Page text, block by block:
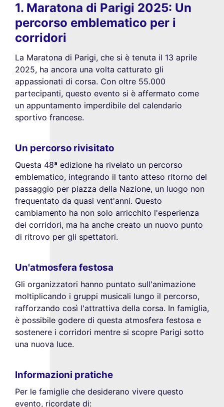
1. Maratona di Parigi 2025: Un
percorso emblematico per i
corridori
La Maratona di Parigi, che si è tenuta il 13 aprile
2025, ha ancora una volta catturato gli
appassionati di corsa. Con oltre 55.000
partecipanti, questo evento si è affermato come
un appuntamento imperdibile del calendario
sportivo francese.
Un percorso rivisitato
Questa 48ª edizione ha rivelato un percorso
emblematico, integrando il tanto atteso ritorno del
passaggio per piazza della Nazione, un luogo non
frequentato da quasi vent'anni. Questo
cambiamento ha non solo arricchito l'esperienza
dei corridori, ma ha anche creato un nuovo punto
di ritrovo per gli spettatori.
Un'atmosfera festosa
Gli organizzatori hanno puntato sull'animazione
moltiplicando i gruppi musicali lungo il percorso,
rafforzando così l'attrattiva della corsa. In famiglia,
è possibile godere di questa atmosfera festosa e
sostenere i corridori mentre si scopre Parigi sotto
una nuova luce.
Informazioni pratiche
Per le famiglie che desiderano vivere questo
evento, ricordate di: